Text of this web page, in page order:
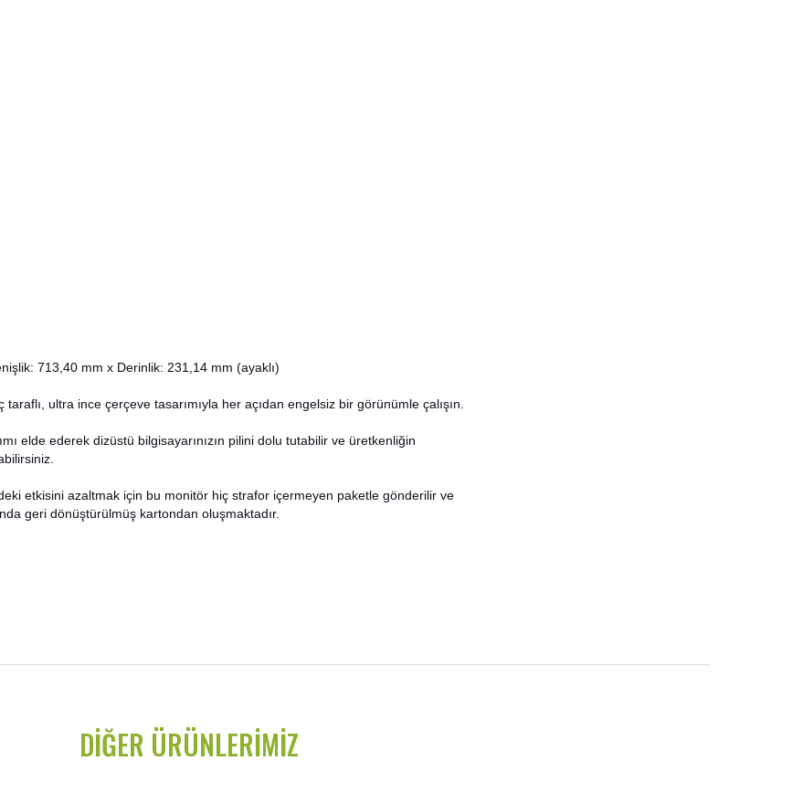
713,40 mm x Derinlik: 231,14 mm (ayaklı)
ultra ince çerçeve tasarımıyla her açıdan engelsiz bir görünümle çalışın.
elde ederek dizüstü bilgisayarınızın pilini dolu tutabilir ve üretkenliğin
etkisini azaltmak için bu monitör hiç strafor içermeyen paketle gönderilir ve
geri dönüştürülmüş kartondan oluşmaktadır.
DIĞER ÜRÜNLERIMIZ